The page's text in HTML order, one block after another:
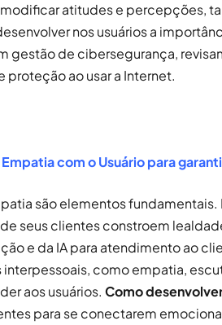
atitudes e percepções,
nos usuários a
gestão de cibersegurança,
ao usar a Internet.
com o Usuário para
são elementos fundamentais.
seus clientes constroem
e da IA para atendimento ao
como empatia,
aos usuários. Como
para se conectarem